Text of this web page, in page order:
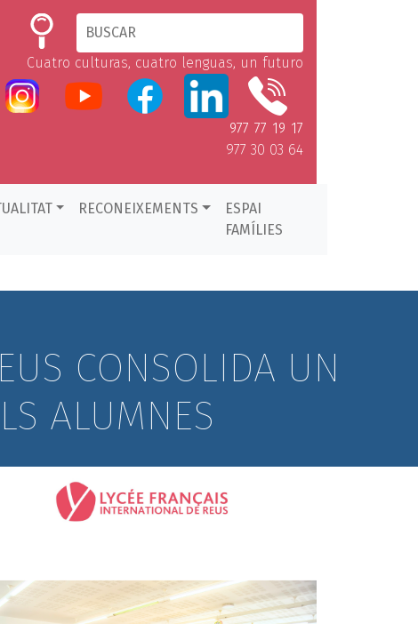
Cuatro culturas, cuatro lenguas, un futuro
977 77 19 17
977 30 03 64
RECONEIXEMENTS
ESPAI
FAMÍLIES
CONSOLIDA UN
ALUMNES